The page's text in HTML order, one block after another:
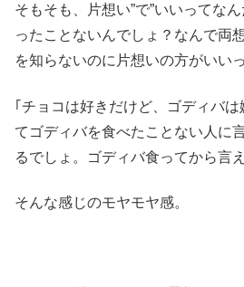
そもそも、片想い”で”いいってな
ったことないんでしょ？なんで両
を知らないのに片想いの方がいい
｢チョコは好きだけど、ゴディバ
てゴディバを食べたことない人に
るでしょ。ゴディバ食ってから言
そんな感じのモヤモヤ感。